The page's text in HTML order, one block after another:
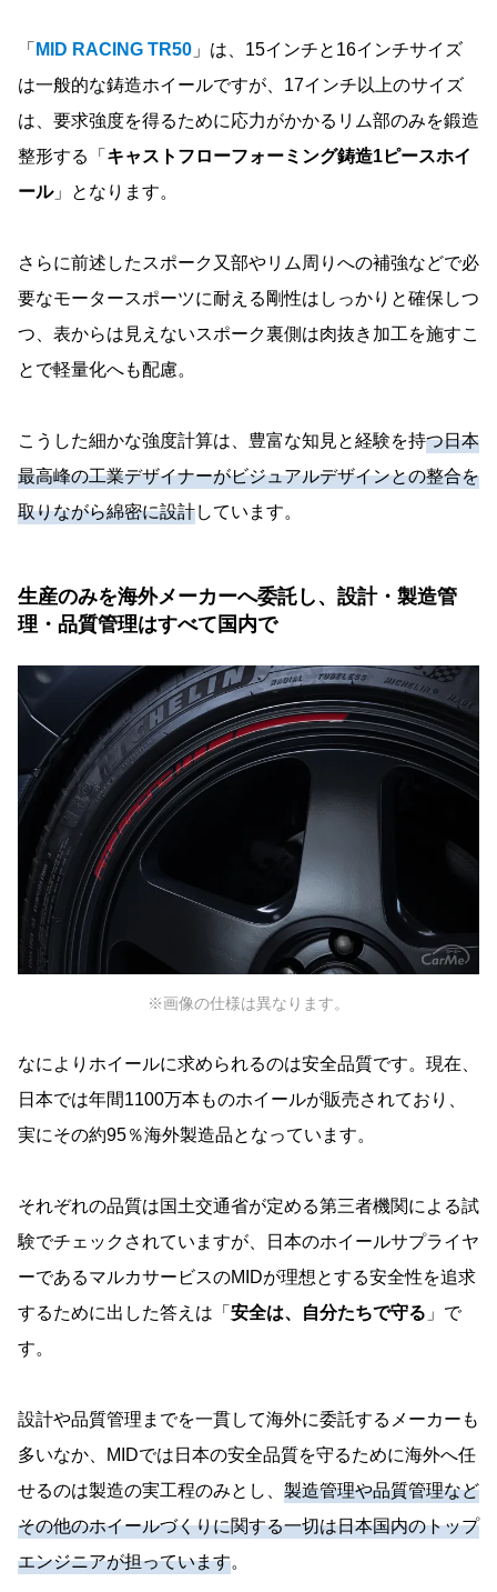
「 MID RACING TR50 」は、15インチと16インチサイズ
は一般的な鋳造ホイールですが、17インチ以上のサイズ
は、要求強度を得るために応力がかかるリム部のみを鍛造
整形する「 キャストフローフォーミング鋳造1ピースホイ
ール」となります。
さらに前述したスポーク又部やリム周りへの補強などで必
要なモータースポーツに耐える剛性はしっかりと確保しつ
つ、表からは見えないスポーク裏側は肉抜き加工を施すこ
とで軽量化へも配慮。
こうした細かな強度計算は、豊富な知見と経験を持つ日本
最高峰の工業デザイナーがビジュアルデザインとの整合を
取りながら綿密に設計しています。
生産のみを海外メーカーへ委託し、設計・製造管
理・品質管理はすべて国内で
※画像の仕様は異なります。
なによりホイールに求められるのは安全品質です。現在、
日本では年間1100万本ものホイールが販売されており、
実にその約95％海外製造品となっています。
それぞれの品質は国土交通省が定める第三者機関による試
験でチェックされていますが、日本のホイールサプライヤ
ーであるマルカサービスのMIDが理想とする安全性を追求
するために出した答えは「 安全は、自分たちで守る 」で
す。
設計や品質管理までを一貫して海外に委託するメーカーも
多いなか、MIDでは日本の安全品質を守るために海外へ任
せるのは製造の実工程のみとし、 製造管理や品質管理など
その他のホイールづくりに関する一切は日本国内のトップ
エンジニアが担っています。